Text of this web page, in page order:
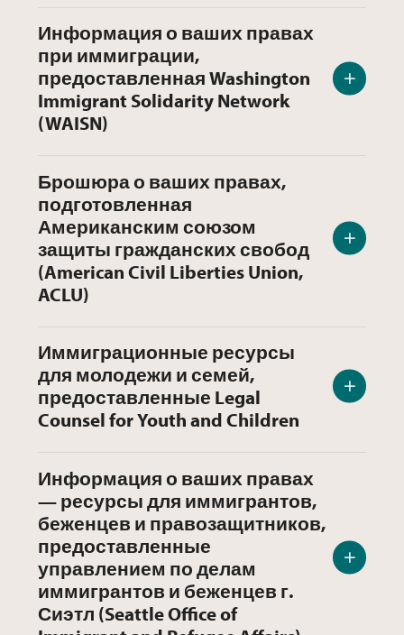
Информация о ваших правах
при иммиграции,
предоставленная Washington
Immigrant Solidarity Network
(WAISN)
Брошюра о ваших правах,
подготовленная
Американским союзом
защиты гражданских свобод
(American Civil Liberties Union,
ACLU)
Иммиграционные ресурсы
для молодежи и семей,
предоставленные Legal
Counsel for Youth and Children
Информация о ваших правах
— ресурсы для иммигрантов,
беженцев и правозащитников,
предоставленные
управлением по делам
иммигрантов и беженцев г.
Сиэтл (Seattle Office of